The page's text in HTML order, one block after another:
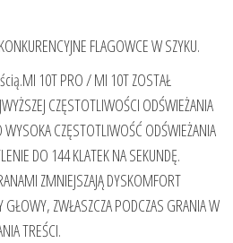
FLAGOWCE W SZYKU.
10T PRO / MI 10T ZOSTAŁ
CZĘSTOTLIWOŚCI ODŚWIEŻANIA
CZĘSTOTLIWOŚĆ ODŚWIEŻANIA
DO 144 KLATEK NA SEKUNDĘ.
ZMNIEJSZAJĄ DYSKOMFORT
GŁOWY, ZWŁASZCZA PODCZAS GRANIA W
TREŚCI.